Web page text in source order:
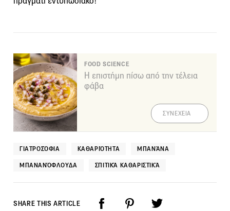
FOOD SCIENCE
Η επιστήμη πίσω από την τέλεια
φάβα
ΣΥΝΕΧΕΙΑ
ΓΙΑΤΡΟΣΌΦΙΑ ΚΑΘΑΡΙΌΤΗΤΑ ΜΠΑΝΆΝΑ
ΜΠΑΝΑΝΌΦΛΟΥΔΑ ΣΠΙΤΙΚΆ ΚΑΘΑΡΙΣΤΙΚΆ
SHARE THIS ARTICLE